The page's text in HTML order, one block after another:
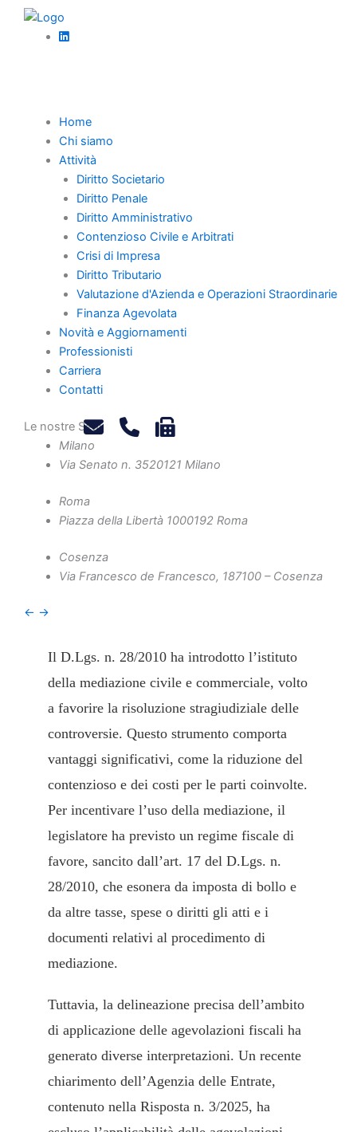
Home
Chi siamo
Attività
Diritto Societario
Diritto Penale
Diritto Amministrativo
Contenzioso Civile e Arbitrati
Crisi di Impresa
Diritto Tributario
Valutazione d'Azienda e Operazioni Straordinarie
Finanza Agevolata
Novità e Aggiornamenti
Professionisti
Carriera
Contatti
Le nostre Sedi
Milano
Via Senato n. 3520121 Milano
Roma
Piazza della Libertà 1000192 Roma
Cosenza
Via Francesco de Francesco, 187100 – Cosenza
← →
L’Esenzione Fiscale
nella Mediazione e
i Limiti
dell’Iscrizione
Ipotecaria
Giudiziale:
un’analisi della
Risposta n. 3/2025
dell’Agenzia delle
Entrate
A cura di Marco Cavaliere.
Introduzione
Il D.Lgs. n. 28/2010 ha introdotto l’istituto
della mediazione civile e commerciale, volto
a favorire la risoluzione stragiudiziale delle
controversie. Questo strumento comporta
vantaggi significativi, come la riduzione del
contenzioso e dei costi per le parti coinvolte.
Per incentivare l’uso della mediazione, il
legislatore ha previsto un regime fiscale di
favore, sancito dall’art. 17 del D.Lgs. n.
28/2010, che esonera da imposta di bollo e
da altre tasse, spese o diritti gli atti e i
documenti relativi al procedimento di
mediazione.
Tuttavia, la delineazione precisa dell’ambito
di applicazione delle agevolazioni fiscali ha
generato diverse interpretazioni. Un recente
chiarimento dell’Agenzia delle Entrate,
contenuto nella Risposta n. 3/2025, ha